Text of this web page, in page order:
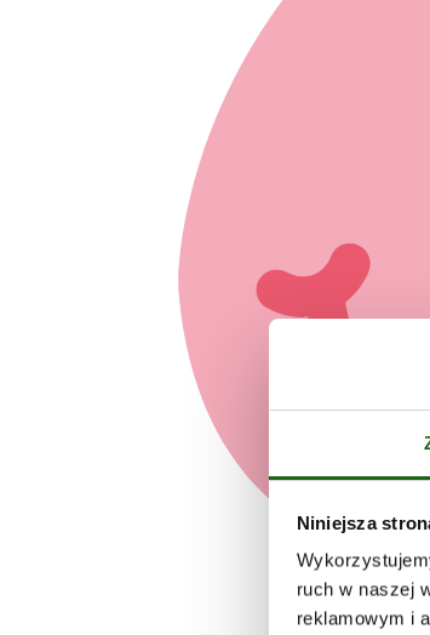
Niniejsza
ruch w naszej
reklamowym i